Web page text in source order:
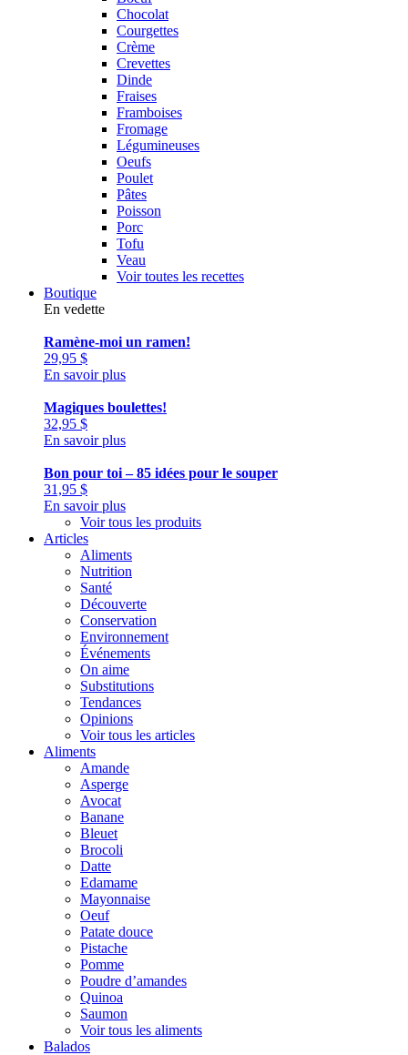
Chocolat
Courgettes
Crème
Crevettes
Dinde
Fraises
Framboises
Fromage
Légumineuses
Oeufs
Poulet
Pâtes
Poisson
Porc
Tofu
Veau
Voir toutes les recettes
Boutique
En vedette
Ramène-moi un ramen!
29,95 $
En savoir plus
Magiques boulettes!
32,95 $
En savoir plus
Bon pour toi – 85 idées pour le souper
31,95 $
En savoir plus
Voir tous les produits
Articles
Aliments
Nutrition
Santé
Découverte
Conservation
Environnement
Événements
On aime
Substitutions
Tendances
Opinions
Voir tous les articles
Aliments
Amande
Asperge
Avocat
Banane
Bleuet
Brocoli
Datte
Edamame
Mayonnaise
Oeuf
Patate douce
Pistache
Pomme
Poudre d’amandes
Quinoa
Saumon
Voir tous les aliments
Balados